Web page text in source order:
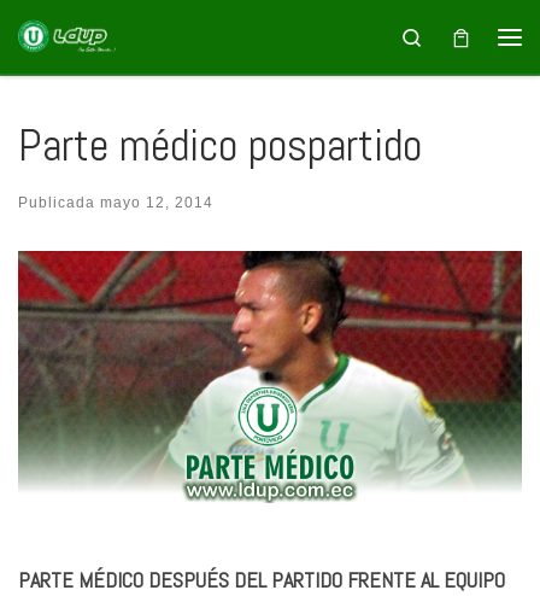
Saltar al contenido Search
Parte médico pospartido
Publicada mayo 12, 2014
PARTE MÉDICO DESPUÉS DEL PARTIDO FRENTE AL EQUIPO